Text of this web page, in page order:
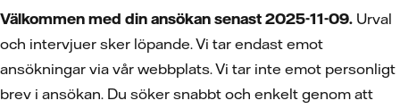
Välkommen med din ansökan senast 2025-11-09. Urval
och intervjuer sker löpande. Vi tar endast emot
ansökningar via vår webbplats. Vi tar inte emot personligt
brev i ansökan. Du söker snabbt och enkelt genom att